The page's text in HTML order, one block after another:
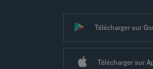
Télécharger sur
Télécharger sur